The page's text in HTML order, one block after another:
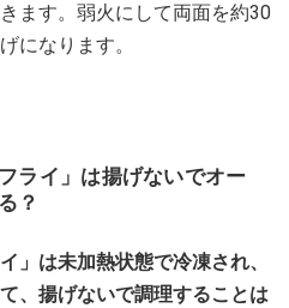
ます。弱火にして両面を約30
になります。
ライ」は揚げないでオー
？
」は未加熱状態で冷凍され、
、揚げないで調理することは